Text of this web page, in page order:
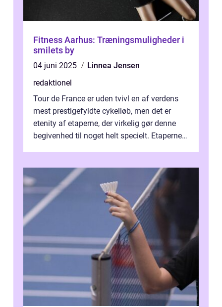
Fitness Aarhus: Træningsmuligheder i
smilets by
04 juni 2025
Linnea Jensen
redaktionel
Tour de France er uden tvivl en af verdens
mest prestigefyldte cykelløb, men det er
etenity af etaperne, der virkelig gør denne
begivenhed til noget helt specielt. Etaperne i